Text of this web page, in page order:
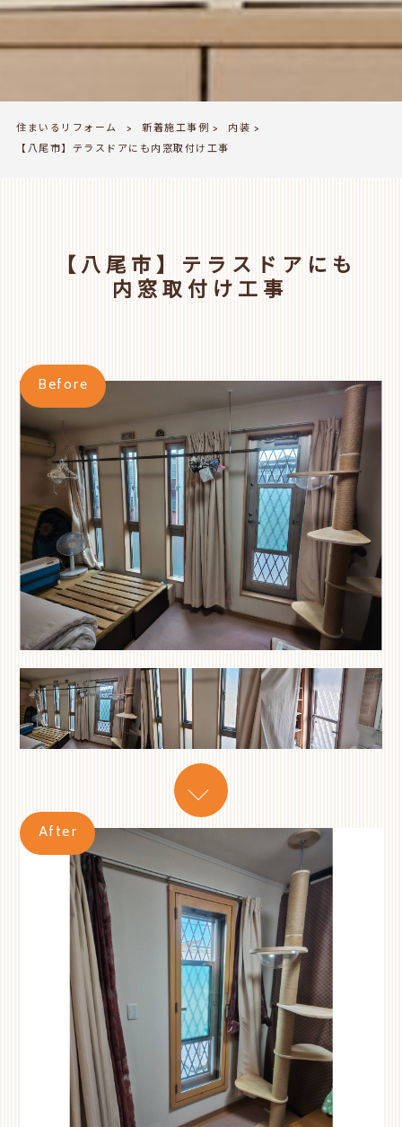
住まいるリフォーム > 新着施工事例 > 内装 >
【八尾市】テラスドアにも内窓取付け工事
【八尾市】テラスドアにも
内窓取付け工事
Before
After